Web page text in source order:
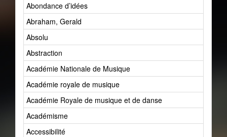
Abondance d’idées
Abraham, Gerald
Absolu
Abstraction
Académie Nationale de Musique
Académie royale de musique
Académie Royale de musique et de danse
Académisme
Accessibilité